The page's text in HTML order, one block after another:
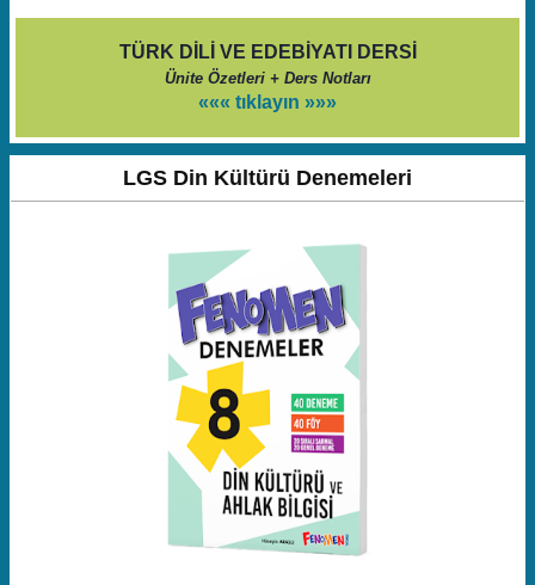
TÜRK DİLİ VE EDEBİYATI DERSİ
Ünite Özetleri + Ders Notları
««« tıklayın »»»
LGS Din Kültürü Denemeleri